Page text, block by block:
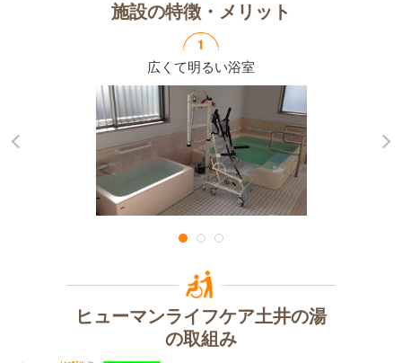
施設の特徴・メリット
広くて明るい浴室
ヒューマンライフケア土井の湯
の取組み